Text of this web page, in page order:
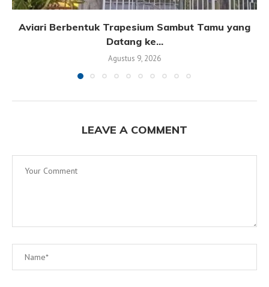
Aviari Berbentuk Trapesium Sambut Tamu yang
Datang ke...
Agustus 9, 2026
LEAVE A COMMENT